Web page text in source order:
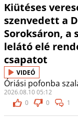
Kiütéses
szenvedett a
Soroksáron, a
lelátó elé
csapatot
VIDEÓ
Óriási pofonba
2026.08.10 05:12
0
0 1